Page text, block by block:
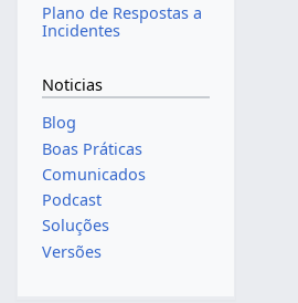
Plano de Respostas a
Incidentes
Noticias
Blog
Boas Práticas
Comunicados
Podcast
Soluções
Versões